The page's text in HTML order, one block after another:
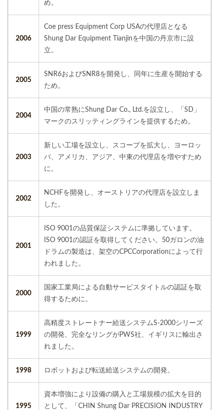
め。
2006
Coe press Equipment Corp USAの代理店となる
Shung Dar Equipment Tianjinを中国の丹京市に設
立。
2005
SNR6およびSNR8を開発し、同年に生産を開始する
ため。
2004
中国の常熟にShung Dar Co., Ltd.を設立し、「SD」
マークのスリッティングラインを提供するため。
2003
新しい工場を設立し、スコープを拡大し、ヨーロッ
パ、アメリカ、アジア、中東の代理店を増やすため
に。
2002
NCHFを開発し、オーストリアの代理店を設立しま
した。
2001
ISO 9001の品質保証システムに準拠しています。
ISO 9001の認証を取得してください。50ガロンの油
ドラムの製造は、架空のCPCCorporationによって行
われました。
2000
国家工業局による自動サービスタイトルの認証を取
得するために。
1999
高精度ストレートナー給送システムS-2000シリーズ
の開発、完全なリングがPWS社、イギリスに輸出さ
れました。
1998 ロボットおよび転送給送システムの開発。
1995
資本増強により設備の購入と工場規模の拡大を目的
として、「CHIN Shung Dar PRECISION INDUSTRY